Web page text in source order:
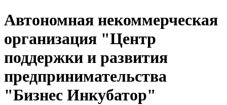
Автономная некоммерческая
организация "Центр
поддержки и развития
предпринимательства
"Бизнес Инкубатор"